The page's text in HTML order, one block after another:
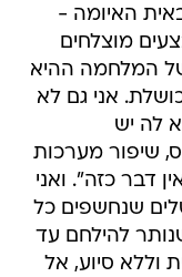
האיומה -
מוצלחים
המלחמה ההיא
אני גם לא
לה יש
שיפור מערכות
דבר כזה". ואני
שנחשפים כל
להילחם עד
וללא סיוע, אל